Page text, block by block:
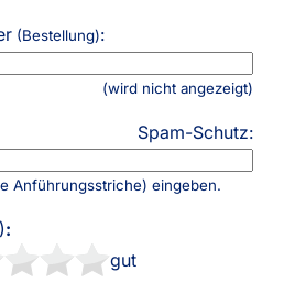
(Bestellung):
(wird nicht angezeigt)
Spam-Schutz:
Anführungsstriche) eingeben.
:
gut